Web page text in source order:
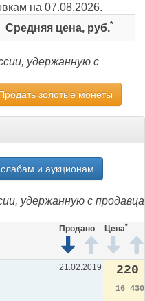
на 07.08.2026.
Средняя цена, руб.*
удержанную с
золотые монеты
и аукционам
удержанную с продавца
Продано Цена*
21.02.2019 220
16